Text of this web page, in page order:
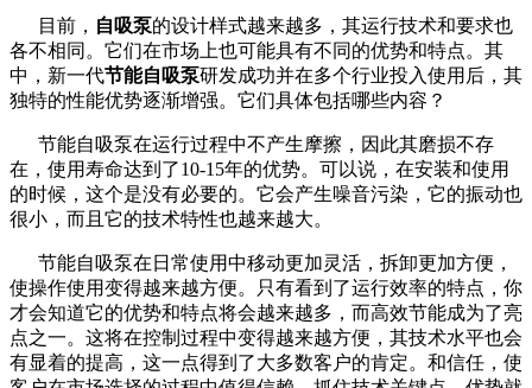
目前， 自吸泵的设计样式越来越多，其运行技术和要求也
各不相同。它们在市场上也可能具有不同的优势和特点。其
中，新一代节能自吸泵研发成功并在多个行业投入使用后，其
独特的性能优势逐渐增强。它们具体包括哪些内容？
节能自吸泵在运行过程中不产生摩擦，因此其磨损不存
在，使用寿命达到了10-15年的优势。可以说，在安装和使用
的时候，这个是没有必要的。它会产生噪音污染，它的振动也
很小，而且它的技术特性也越来越大。
节能自吸泵在日常使用中移动更加灵活，拆卸更加方便，
使操作使用变得越来越方便。只有看到了运行效率的特点，你
才会知道它的优势和特点将会越来越多，而高效节能成为了亮
点之一。这将在控制过程中变得越来越方便，其技术水平也会
有显着的提高，这一点得到了大多数客户的肯定。和信任，使